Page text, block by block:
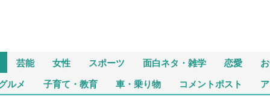
芸能 女性 スポーツ 面白ネタ・雑学 恋愛
ルメ 子育て・教育 車・乗り物 コメントポスト